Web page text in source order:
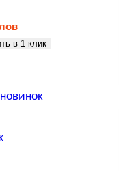
в 1 клик